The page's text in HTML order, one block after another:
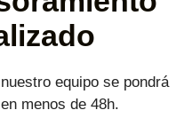
equipo se pondrá
menos de 48h.